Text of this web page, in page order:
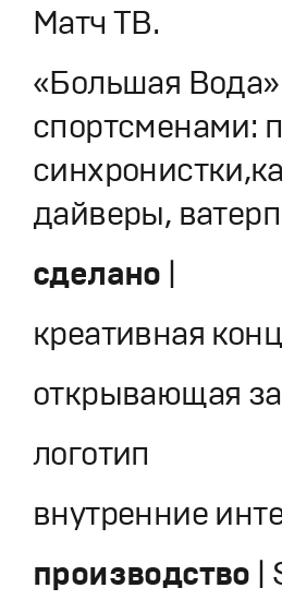
Матч ТВ.
«Большая Вода»
спортсменами:
дайверы,
cделано |
креативная
открывающая
логотип
внутренние
производство |